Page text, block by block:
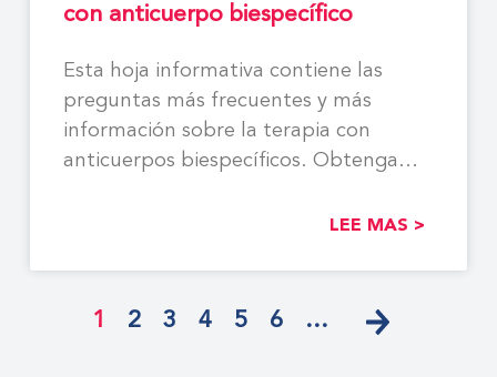
con anticuerpo biespecífico
Esta hoja informativa contiene las
preguntas más frecuentes y más
información sobre la terapia con
anticuerpos biespecíficos. Obtenga
LEE MAS >
1 2 3 4 5 6 …